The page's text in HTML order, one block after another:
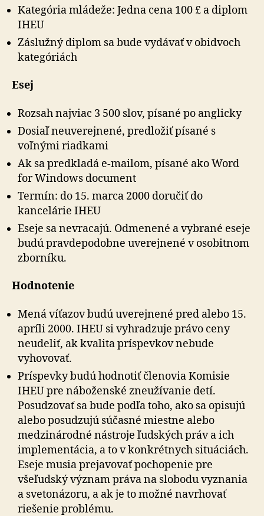
Kategória mládeže: Jedna cena 100 £ a diplom
IHEU
Záslužný diplom sa bude vydávať v obidvoch
ka­te­gó­riách
Esej
Rozsah najviac 3 500 slov, písané po anglicky
Dosiaľ neuverejnené, predložiť písané s
voľnými riadkami
Ak sa predkladá e-mailom, písané ako Word
for Windows document
Termín: do 15. marca 2000 doručiť do
kancelárie IHEU
Eseje sa nevracajú. Odmenené a vybrané eseje
budú pravdepodobne uverejnené v osobitnom
zborníku.
Hodnotenie
Mená víťazov budú uverejnené pred alebo 15.
apríli 2000. IHEU si vyhradzuje právo ceny
neudeliť, ak kvalita príspevkov nebude
vyhovovať.
Príspevky budú hodnotiť členovia Komisie
IHEU pre náboženské zneužívanie detí.
Posudzovať sa bude podľa toho, ako sa opisujú
alebo posudzujú súčasné miestne alebo
medzinárodné nástroje ľudských práv a ich
implementácia, a to v konkrétnych situáciách.
Eseje musia prejavovať pochopenie pre
všeľudský význam práva na slobodu vyznania
a svetonázoru, a ak je to možné navrhovať
riešenie problému.